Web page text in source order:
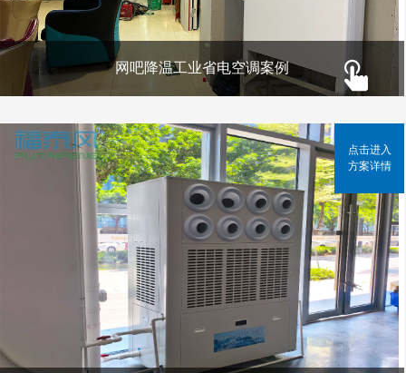
网吧降温工业省电空调案例
点击进入
方案详情